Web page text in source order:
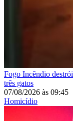
Fogo Incêndio
três gatos
07/08/2026 às 09:45
Homicídio